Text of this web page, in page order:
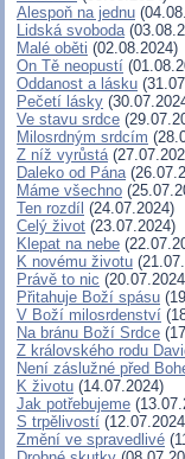
Alespoň na jednu
Lidská svoboda
Malé oběti (02.08.2024)
On Tě neopustí
Oddanost a lásku
Pečetí lásky
Ve stavu srdce
Milosrdným srdcím
Z níž vyrůstá
Daleko od Pána
Máme všechno
Ten rozdíl (24.07.2024)
Celý život (23.07.2024)
Klepat na nebe
K novému životu
Právě to nic
Přitahuje Boží spásu
V Boží milosrdenství
Na bránu Boží Srdce
Z královského rodu
Není záslužné před
K životu (14.07.2024)
Jak potřebujeme
S trpělivostí
Změní ve spravedlivé